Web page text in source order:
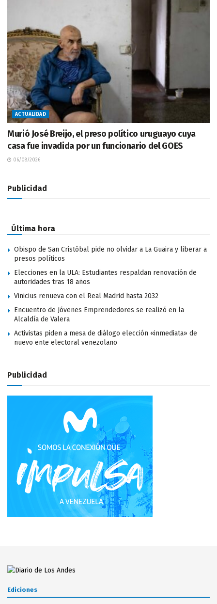
ACTUALIDAD
Murió José Breijo, el preso político uruguayo cuya
casa fue invadida por un funcionario del GOES
06/08/2026
Publicidad
Última hora
Obispo de San Cristóbal pide no olvidar a La Guaira y liberar a
presos políticos
Elecciones en la ULA: Estudiantes respaldan renovación de
autoridades tras 18 años
Vinicius renueva con el Real Madrid hasta 2032
Encuentro de Jóvenes Emprendedores se realizó en la
Alcaldía de Valera
Activistas piden a mesa de diálogo elección «inmediata» de
nuevo ente electoral venezolano
Publicidad
Ediciones